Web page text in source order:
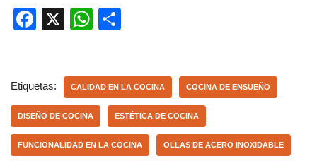
F
e
b
o
o
X
W
s
A
p
p
p
ar
tir
Etiquetas: CALIDAD EN LA COCINA COCINA DE ENSUEÑO
DISEÑO DE COCINA ESTÉTICA DE COCINA
FUNCIONALIDAD EN LA COCINA OLLAS DE ACERO INOXIDABLE